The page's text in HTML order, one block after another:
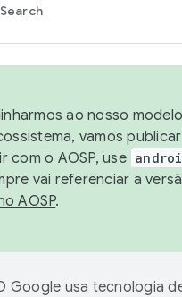
ao nosso
vamos
com o AOSP, use
vai referenciar a
AOSP.
Google usa tecnologia